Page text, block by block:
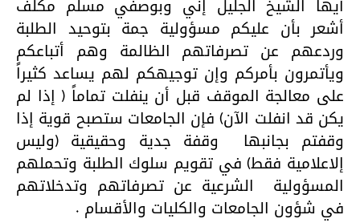
أيها الشيخ الجليل إني وبوصفي مسلم مكلف
أشعر بأن عليكم مسؤولية جمة بتوحيد الطلبة
وردعهم عن تصرفاتهم الظالمة وهم أتباعكم
ويأتمرون بأمركم وإن توجيهكم لهم يساعد كثيراً
على معالجة الموقف قبل أن ينفلت تماماً ( إذا لم
يكن قد انفلت الآن) فإن الجامعات ستصبح قوية إذا
وقفتم بجانبها وقفة جدية وحقيقية (وليس
إلاعلامية فقط) في تقويم سلوك الطلبة وتحملهم
المسؤولية الشرعية عن تصرفاتهم وتدخلاتهم
في شؤون الجامعات والكليات والأقسام .